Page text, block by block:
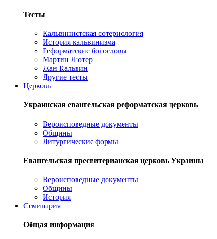
Тесты
Кальвинистская сотериология
История кальвинизма
Реформатские богословы
Мартин Лютер
Жан Кальвин
Другие тесты
Церковь
Украинская евангельская реформатская церковь
Вероисповедные документы
Общины
Литургические формы
Евангельская пресвитерианская церковь Украины
Вероисповедные документы
Общины
История
Семинария
Общая информация